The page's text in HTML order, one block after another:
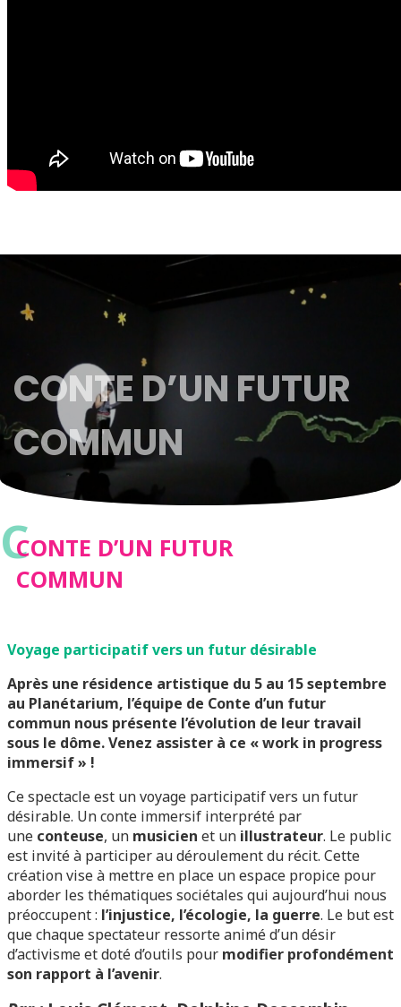
CONTE D’UN FUTUR
COMMUN
CCONTE D’UN FUTUR
COMMUN
Voyage participatif vers un futur désirable
Après une résidence artistique du 5 au 15 septembre
au Planétarium, l’équipe de Conte d’un futur
commun nous présente l’évolution de leur travail
sous le dôme. Venez assister à ce « work in progress
immersif » !
Ce spectacle est un voyage participatif vers un futur
désirable. Un conte immersif interprété par
une conteuse, un musicien et un illustrateur. Le public
est invité à participer au déroulement du récit. Cette
création vise à mettre en place un espace propice pour
aborder les thématiques sociétales qui aujourd’hui nous
préoccupent : l’injustice, l’écologie, la guerre. Le but est
que chaque spectateur ressorte animé d’un désir
d’activisme et doté d’outils pour modifier profondément
son rapport à l’avenir.